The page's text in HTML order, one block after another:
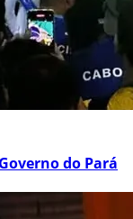
do Pará